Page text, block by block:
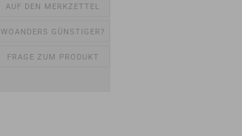
AUF DEN MERKZETTEL
WOANDERS GÜNSTIGER?
FRAGE ZUM PRODUKT